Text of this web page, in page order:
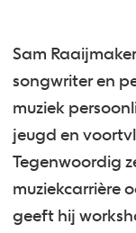
Sam
songwriter en
muziek
jeugd en
Tegenwoordig
muziekcarrière
geeft hij